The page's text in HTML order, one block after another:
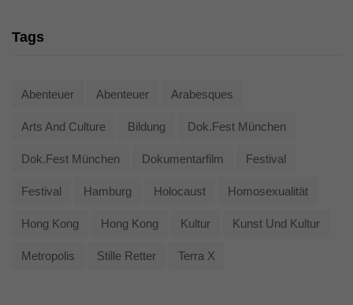
Tags
Abenteuer Abenteuer Arabesques
Arts And Culture Bildung Dok.fest München
Dok.fest München Dokumentarfilm Festival
Festival Hamburg Holocaust Homosexualität
Hong Kong Hong Kong Kultur Kunst Und Kultur
Metropolis Stille Retter Terra X